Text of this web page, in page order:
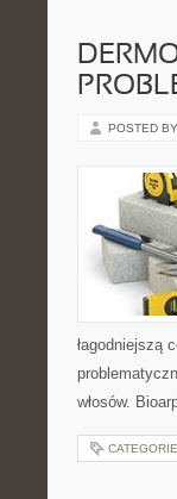
POSTED
łagodniejszą
włosów.